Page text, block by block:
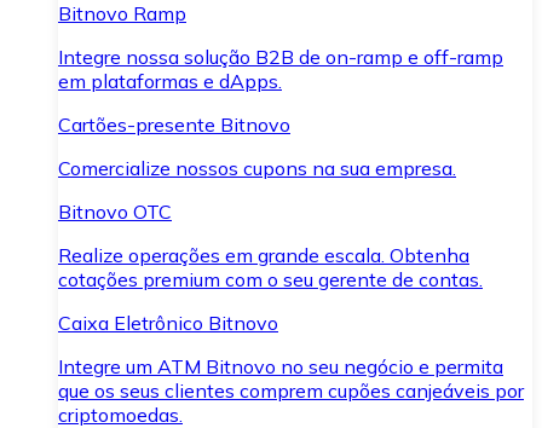
Bitnovo Ramp
Integre nossa solução B2B de on-ramp e off-ramp
em plataformas e dApps.
Cartões-presente Bitnovo
Comercialize nossos cupons na sua empresa.
Bitnovo OTC
Realize operações em grande escala. Obtenha
cotações premium com o seu gerente de contas.
Caixa Eletrônico Bitnovo
Integre um ATM Bitnovo no seu negócio e permita
que os seus clientes comprem cupões canjeáveis por
criptomoedas.